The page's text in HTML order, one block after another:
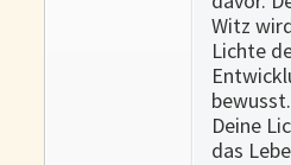
Witz
Lichte
Deine
das